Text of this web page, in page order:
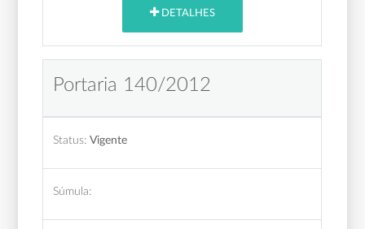
DETALHES
Portaria 140/2012
Status: Vigente
Súmula: